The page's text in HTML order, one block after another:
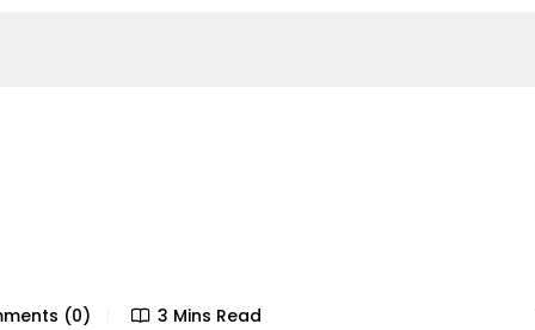
(0) 3 Mins Read